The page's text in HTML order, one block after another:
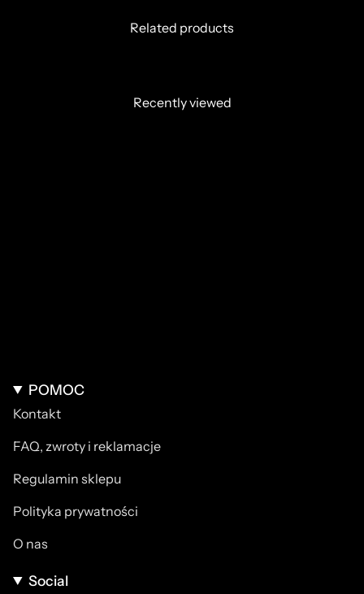
Related products
Recently viewed
POMOC
Kontakt
FAQ, zwroty i reklamacje
Regulamin sklepu
Polityka prywatności
O nas
Social